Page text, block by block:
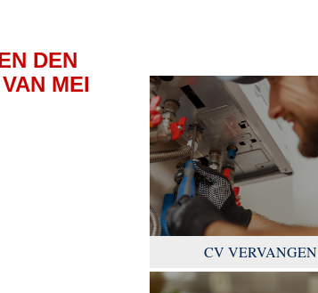
DEN
MEI
CV VERVANGEN